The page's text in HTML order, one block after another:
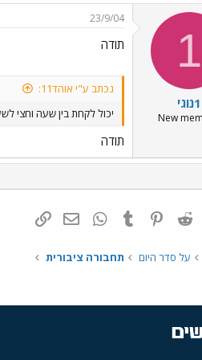
1
1נוגי
New
23/9/04
תודה
נכתב ע"י אוהד11:
יכול לקחת בין שעה וחצי
תודה
Twitter
Reddit
Pinterest
Tumblr
WhatsAppדואר אלקטרוני
על סדר היום תחבורה ציבורית